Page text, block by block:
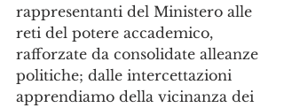
rappresentanti del Ministero alle
reti del potere accademico,
rafforzate da consolidate alleanze
politiche; dalle intercettazioni
apprendiamo della vicinanza dei